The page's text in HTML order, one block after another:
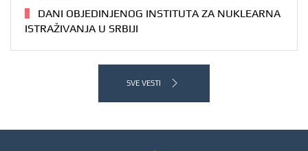
DANI OBJEDINJENOG INSTITUTA ZA NUKLEARNA
ISTRAŽIVANJA U SRBIJI
SVE VESTI